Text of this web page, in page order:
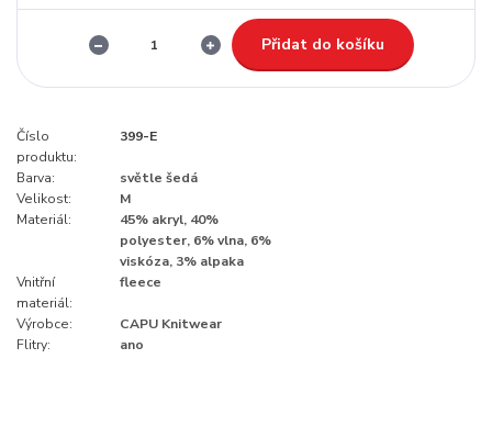
Přidat do košíku
Číslo
produktu:
399-E
Barva:
světle šedá
Velikost:
M
Materiál:
45% akryl, 40%
polyester, 6% vlna, 6%
viskóza, 3% alpaka
Vnitřní
materiál:
fleece
Výrobce:
CAPU Knitwear
Flitry:
ano